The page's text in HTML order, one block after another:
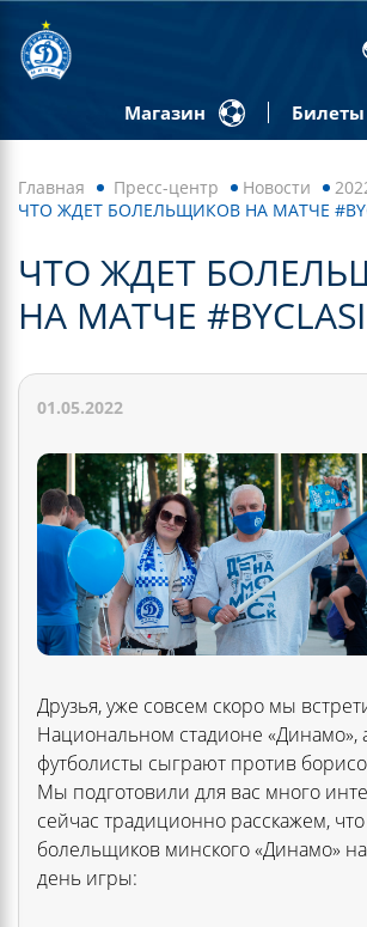
Магазин Билеты
Главная Пресс-центр Новости
ЧТО ЖДЕТ БОЛЕЛЬЩИКОВ НА МАТЧЕ
ЧТО ЖДЕТ
НА МАТЧЕ
01.05.2022
Друзья, уже совсем скоро мы
Национальном стадионе «Динамо»,
футболисты сыграют против
Мы подготовили для вас много
сейчас традиционно расскажем,
болельщиков минского «Динамо»
день игры: